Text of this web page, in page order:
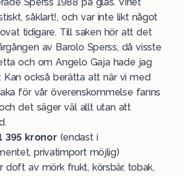
såklart!, och var inte likt något
tidigare. Till saken hör att det
av Barolo Sperss, då visste
och om Angelo Gaja hade jag
Kan också berätta att när vi med
för vår överenskommelse fanns
det säger väl allt utan att
395 kronor (endast i
privatimport möjlig)
doft av mörk frukt, körsbär, tobak,